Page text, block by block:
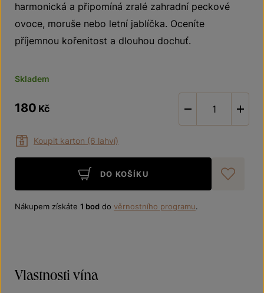
harmonická a připomíná zralé zahradní peckové
ovoce, moruše nebo letní jablíčka. Oceníte
příjemnou kořenitost a dlouhou dochuť.
Skladem
180 Kč
Koupit karton (6 lahví)
-
DO KOŠÍKU
Nákupem získáte 1 bod do věrnostního programu.
Vlastnosti vína